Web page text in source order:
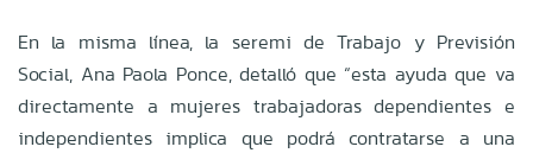
En la misma línea, la seremi de Trabajo y Previsión
Social, Ana Paola Ponce, detalló que “esta ayuda que va
directamente a mujeres trabajadoras dependientes e
independientes implica que podrá contratarse a una